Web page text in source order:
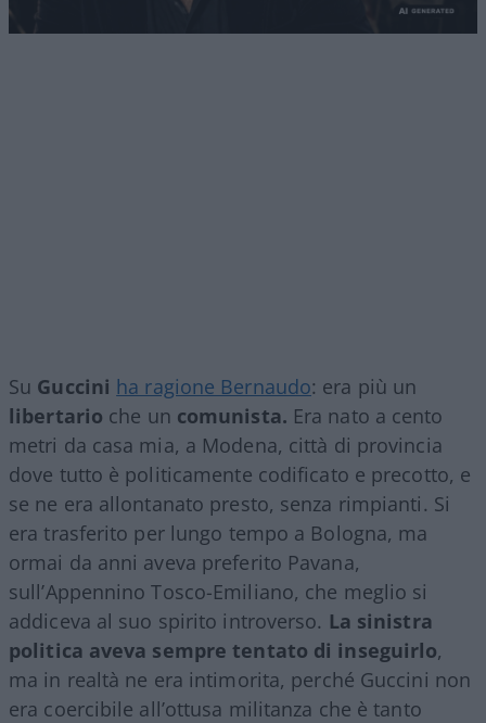
Su Guccini ha ragione Bernaudo: era più un
libertario che un comunista. Era nato a cento
metri da casa mia, a Modena, città di provincia
dove tutto è politicamente codificato e precotto, e
se ne era allontanato presto, senza rimpianti. Si
era trasferito per lungo tempo a Bologna, ma
ormai da anni aveva preferito Pavana,
sull’Appennino Tosco-Emiliano, che meglio si
addiceva al suo spirito introverso. La sinistra
politica aveva sempre tentato di inseguirlo,
ma in realtà ne era intimorita, perché Guccini non
era coercibile all’ottusa militanza che è tanto